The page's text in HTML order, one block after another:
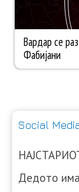
Social
Дедото